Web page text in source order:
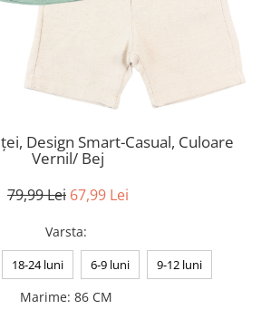
Design Smart-Casual, Culoare
Vernil/ Bej
79,99 Lei 67,99 Lei
Varsta:
18-24 luni 6-9 luni 9-12 luni
Marime: 86 CM